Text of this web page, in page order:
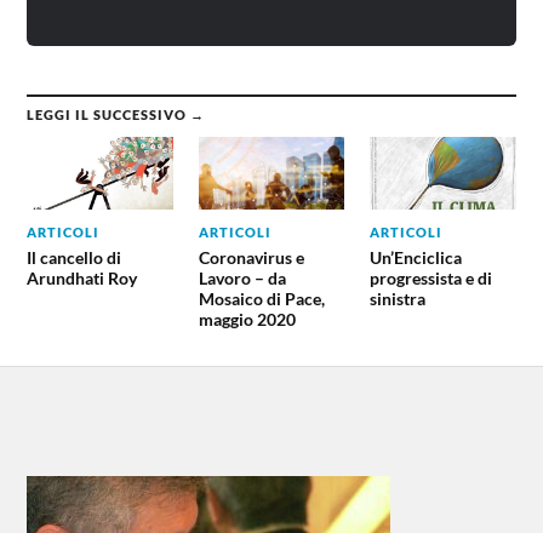
LEGGI IL SUCCESSIVO →
ARTICOLI
Il cancello di
Arundhati Roy
ARTICOLI
Coronavirus e
Lavoro – da
Mosaico di Pace,
maggio 2020
ARTICOLI
Un’Enciclica
progressista e di
sinistra